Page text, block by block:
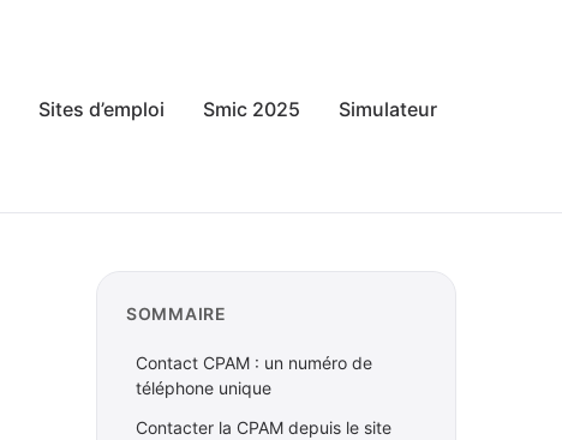
Sites d’emploi Smic 2025 Simulateur
SOMMAIRE
Contact CPAM : un numéro de
téléphone unique
Contacter la CPAM depuis le site